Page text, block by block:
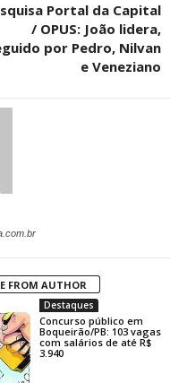
Portal da Capital
/ OPUS: João lidera,
por Pedro, Nilvan
e Veneziano
FROM AUTHOR
Destaques
Concurso público em
Boqueirão/PB: 103 vagas
com salários de até R$
3.940